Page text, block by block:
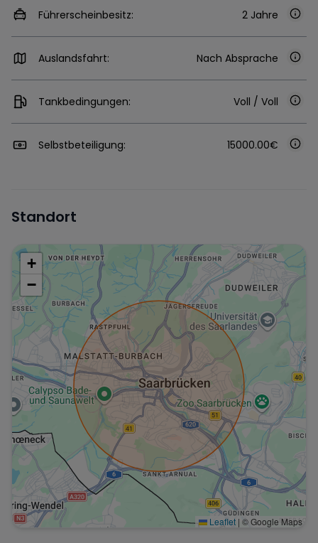
Führerscheinbesitz: 2 Jahre
Auslandsfahrt: Nach Absprache
Tankbedingungen: Voll / Voll
Selbstbeteiligung: 15000.00€
Standort
+
−
Leaflet | © Google Maps